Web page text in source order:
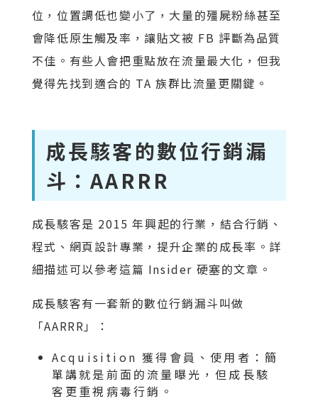
位，位置調低也變小了，大量的殭屍粉絲甚至
會降低原生觸及率，讓貼文被 FB 評斷為品質
不佳。有些人會把重點放在流量最大化，但我
覺得先找到適合的 TA 族群比流量更關鍵。
成長駭客的數位行銷漏
斗：AARRR
成長駭客是 2015 年興起的行業，結合行銷、
程式、網頁設計專業，提升企業的成長率。詳
細描述可以參考這篇 Insider 硬塞的文章。
成長駭客有一套新的數位行銷漏斗叫做
「AARRR」：
Acquisition 獲得會員、使用者：簡
單講就是前面的流量曝光，但成長駭
客更重視病毒行銷。